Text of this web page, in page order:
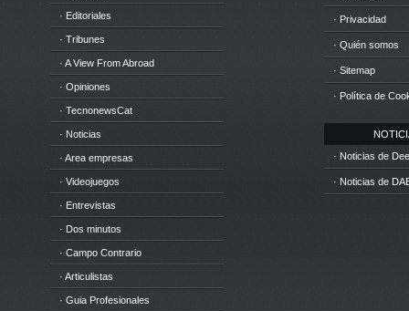
· Editoriales
· Tribunes
· A View From Abroad
· Opiniones
· TecnonewsCat
· Noticias
· Area empresas
· Videojuegos
· Entrevistas
· Dos minutos
· Campo Contrario
· Articulistas
· Guia Profesionales
· Privacidad
· Quién somos
· Sitemap
· Política de
· Noticias de
· Noticias de